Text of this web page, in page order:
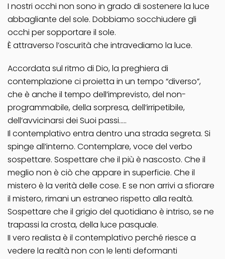
I nostri occhi non sono in grado di sostenere la luce
abbagliante del sole. Dobbiamo socchiudere gli
occhi per sopportare il sole.
È attraverso l’oscurità che intravediamo la luce.
Accordata sul ritmo di Dio, la preghiera di
contemplazione ci proietta in un tempo “diverso”,
che è anche il tempo dell’imprevisto, del non-
programmabile, della sorpresa, dell’irripetibile,
dell’avvicinarsi dei Suoi passi…..
Il contemplativo entra dentro una strada segreta. Si
spinge all’interno. Contemplare, voce del verbo
sospettare. Sospettare che il più è nascosto. Che il
meglio non è ciò che appare in superficie. Che il
mistero è la verità delle cose. E se non arrivi a sfiorare
il mistero, rimani un estraneo rispetto alla realtà.
Sospettare che il grigio del quotidiano è intriso, se ne
trapassi la crosta, della luce pasquale.
II vero realista è il contemplativo perché riesce a
vedere la realtà non con le lenti deformanti